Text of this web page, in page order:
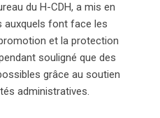
du H-CDH, a mis en
auxquels font face les
et la protection
souligné que des
grâce au soutien
administratives.